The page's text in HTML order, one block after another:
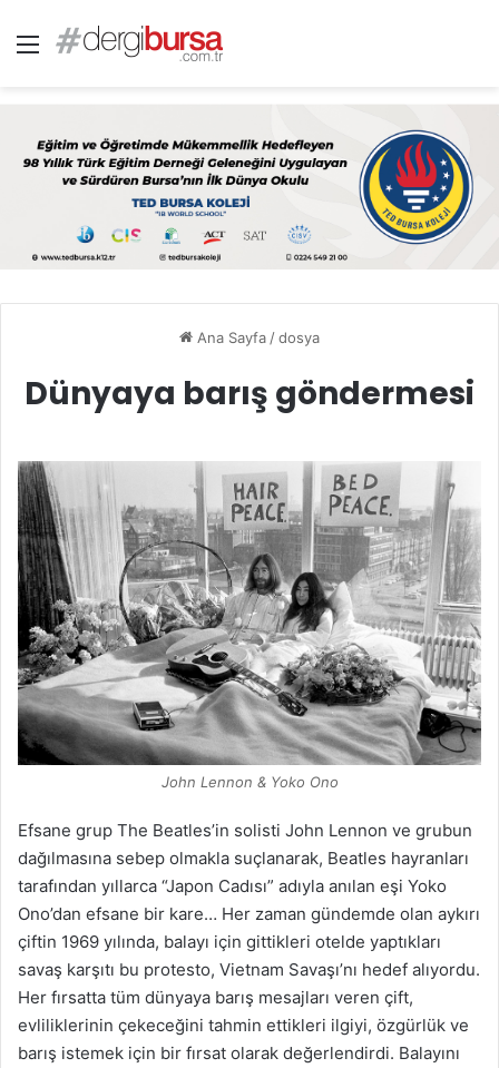
Menü
Ana Sayfa/dosya
Dünyaya barış göndermesi
John Lennon & Yoko Ono
Efsane grup The Beatles’in solisti John Lennon ve grubun
dağılmasına sebep olmakla suçlanarak, Beatles hayranları
tarafından yıllarca “Japon Cadısı” adıyla anılan eşi Yoko
Ono’dan efsane bir kare… Her zaman gündemde olan aykırı
çiftin 1969 yılında, balayı için gittikleri otelde yaptıkları
savaş karşıtı bu protesto, Vietnam Savaşı’nı hedef alıyordu.
Her fırsatta tüm dünyaya barış mesajları veren çift,
evliliklerinin çekeceğini tahmin ettikleri ilgiyi, özgürlük ve
barış istemek için bir fırsat olarak değerlendirdi. Balayını